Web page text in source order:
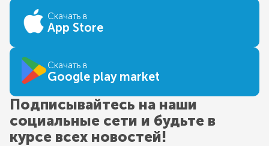
Скачать в
App Store
Скачать в
Google play market
Подписывайтесь на наши
социальные сети и будьте в
курсе всех новостей!